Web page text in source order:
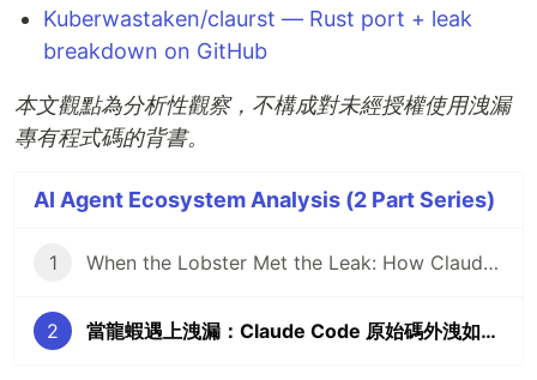
Kuberwastaken/claurst — Rust port + leak
breakdown on GitHub
本文觀點為分析性觀察，不構成對未經授權使用洩漏
專有程式碼的背書。
AI Agent Ecosystem Analysis (2 Part Series)
1 When the Lobster Met the Leak: How Claude Code's Source Code Exposure Supercharged China's AI Agent Revolution
2 當龍蝦遇上洩漏：Claude Code 原始碼外洩如何加速中國 AI Agent 革命